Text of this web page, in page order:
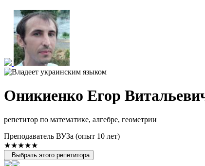
Оникиенко Егор
репетитор по математике, алгебре, геометрии
Преподаватель ВУЗа (опыт 10 лет)
★★★★★
Выбрать этого репетитора